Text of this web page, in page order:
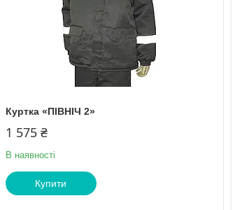
Куртка «ПІВНІЧ 2»
1 575 ₴
В наявності
Купити